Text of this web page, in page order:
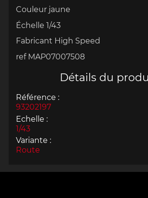
Couleur jaune
Échelle 1/43
Fabricant High Speed
ref MAP07007508
Détails du
Référence :
93202197
Echelle :
1/43
Variante :
Route